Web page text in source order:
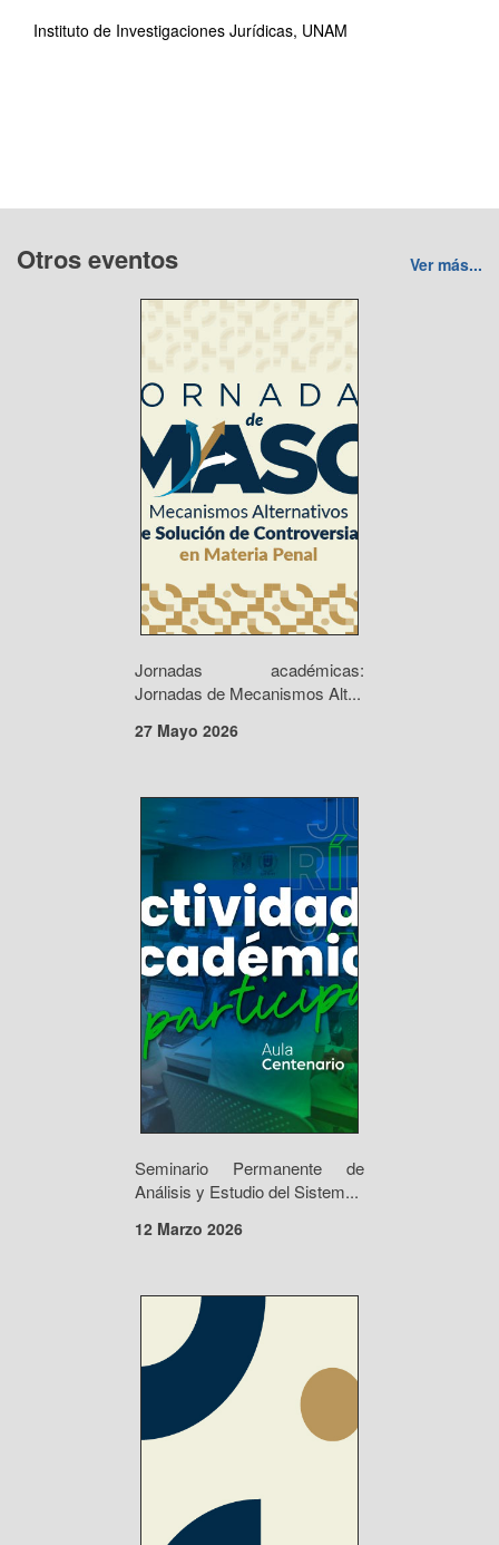
Instituto de Investigaciones Jurídicas, UNAM
Otros eventos Ver más...
Jornadas académicas:
Jornadas de Mecanismos Alt...
27 Mayo 2026
Seminario Permanente de
Análisis y Estudio del Sistem...
12 Marzo 2026